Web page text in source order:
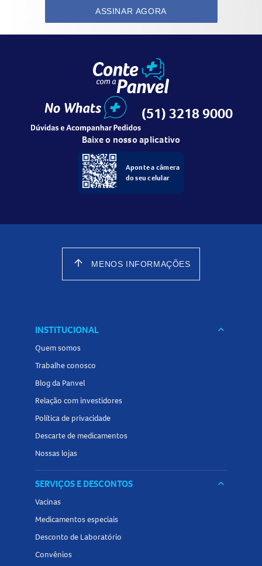
ASSINAR AGORA
(51) 3218 9000
Baixe o nosso aplicativo
Aponte a câmera
do seu celular
arrow_upward MENOS INFORMAÇÕES
INSTITUCIONAL keyboard_arrow_down
Quem somos
Trabalhe conosco
Blog da Panvel
Relação com investidores
Política de privacidade
Descarte de medicamentos
Nossas lojas
SERVIÇOS E DESCONTOS keyboard_arrow_down
Vacinas
Medicamentos especiais
Desconto de Laboratório
Convênios